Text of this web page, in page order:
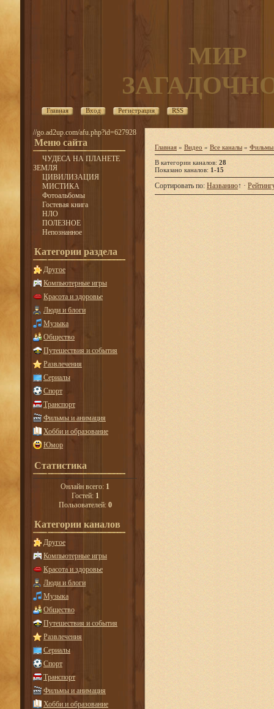
МИР
Главная Вход Регистрация RSS
//go.ad2up.com/afu.php?id=627928
Меню сайта
ЧУДЕСА НА ПЛАНЕТЕ
ЗЕМЛЯ
ЦИВИЛИЗАЦИЯ
МИСТИКА
Фотоальбомы
Гостевая книга
НЛО
ПОЛЕЗНОЕ
Непознанное
Категории раздела
Другое
Компьютерные игры
Красота и здоровье
Люди и блоги
Музыка
Общество
Путешествия и события
Развлечения
Сериалы
Спорт
Транспорт
Фильмы и анимация
Хобби и образование
Юмор
Статистика
Онлайн всего: 1
Гостей: 1
Пользователей: 0
Категории каналов
Другое
Компьютерные игры
Красота и здоровье
Люди и блоги
Музыка
Общество
Путешествия и события
Развлечения
Сериалы
Спорт
Транспорт
Фильмы и анимация
Хобби и образование
Главная » Видео » Все каналы » Фильмы
В категории каналов: 28
Показано каналов: 1-15
Сортировать по: Названию↑ ·